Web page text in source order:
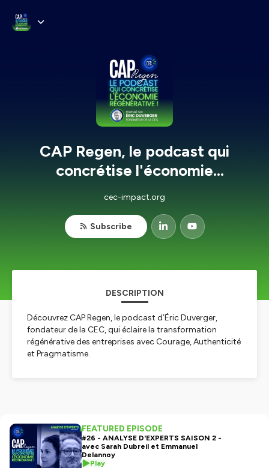
CAP Regen, le podcast qui
concrétise l'économie
régénérative !
cec-impact.org
Subscribe
DESCRIPTION
Découvrez CAP Regen, le podcast d’Éric Duverger,
fondateur de la CEC, qui éclaire la transformation
régénérative des entreprises avec Courage, Authenticité
et Pragmatisme.
FEATURED EPISODE
#26 - ANALYSE D'EXPERTS SAISON 2 -
avec Sarah Dubreil et Emmanuel
Delannoy
Play